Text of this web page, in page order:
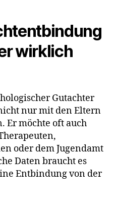
wirklich
Gutachter
nur mit den Eltern
Er möchte oft auch
oder dem Jugendamt
Daten braucht es
Entbindung von der